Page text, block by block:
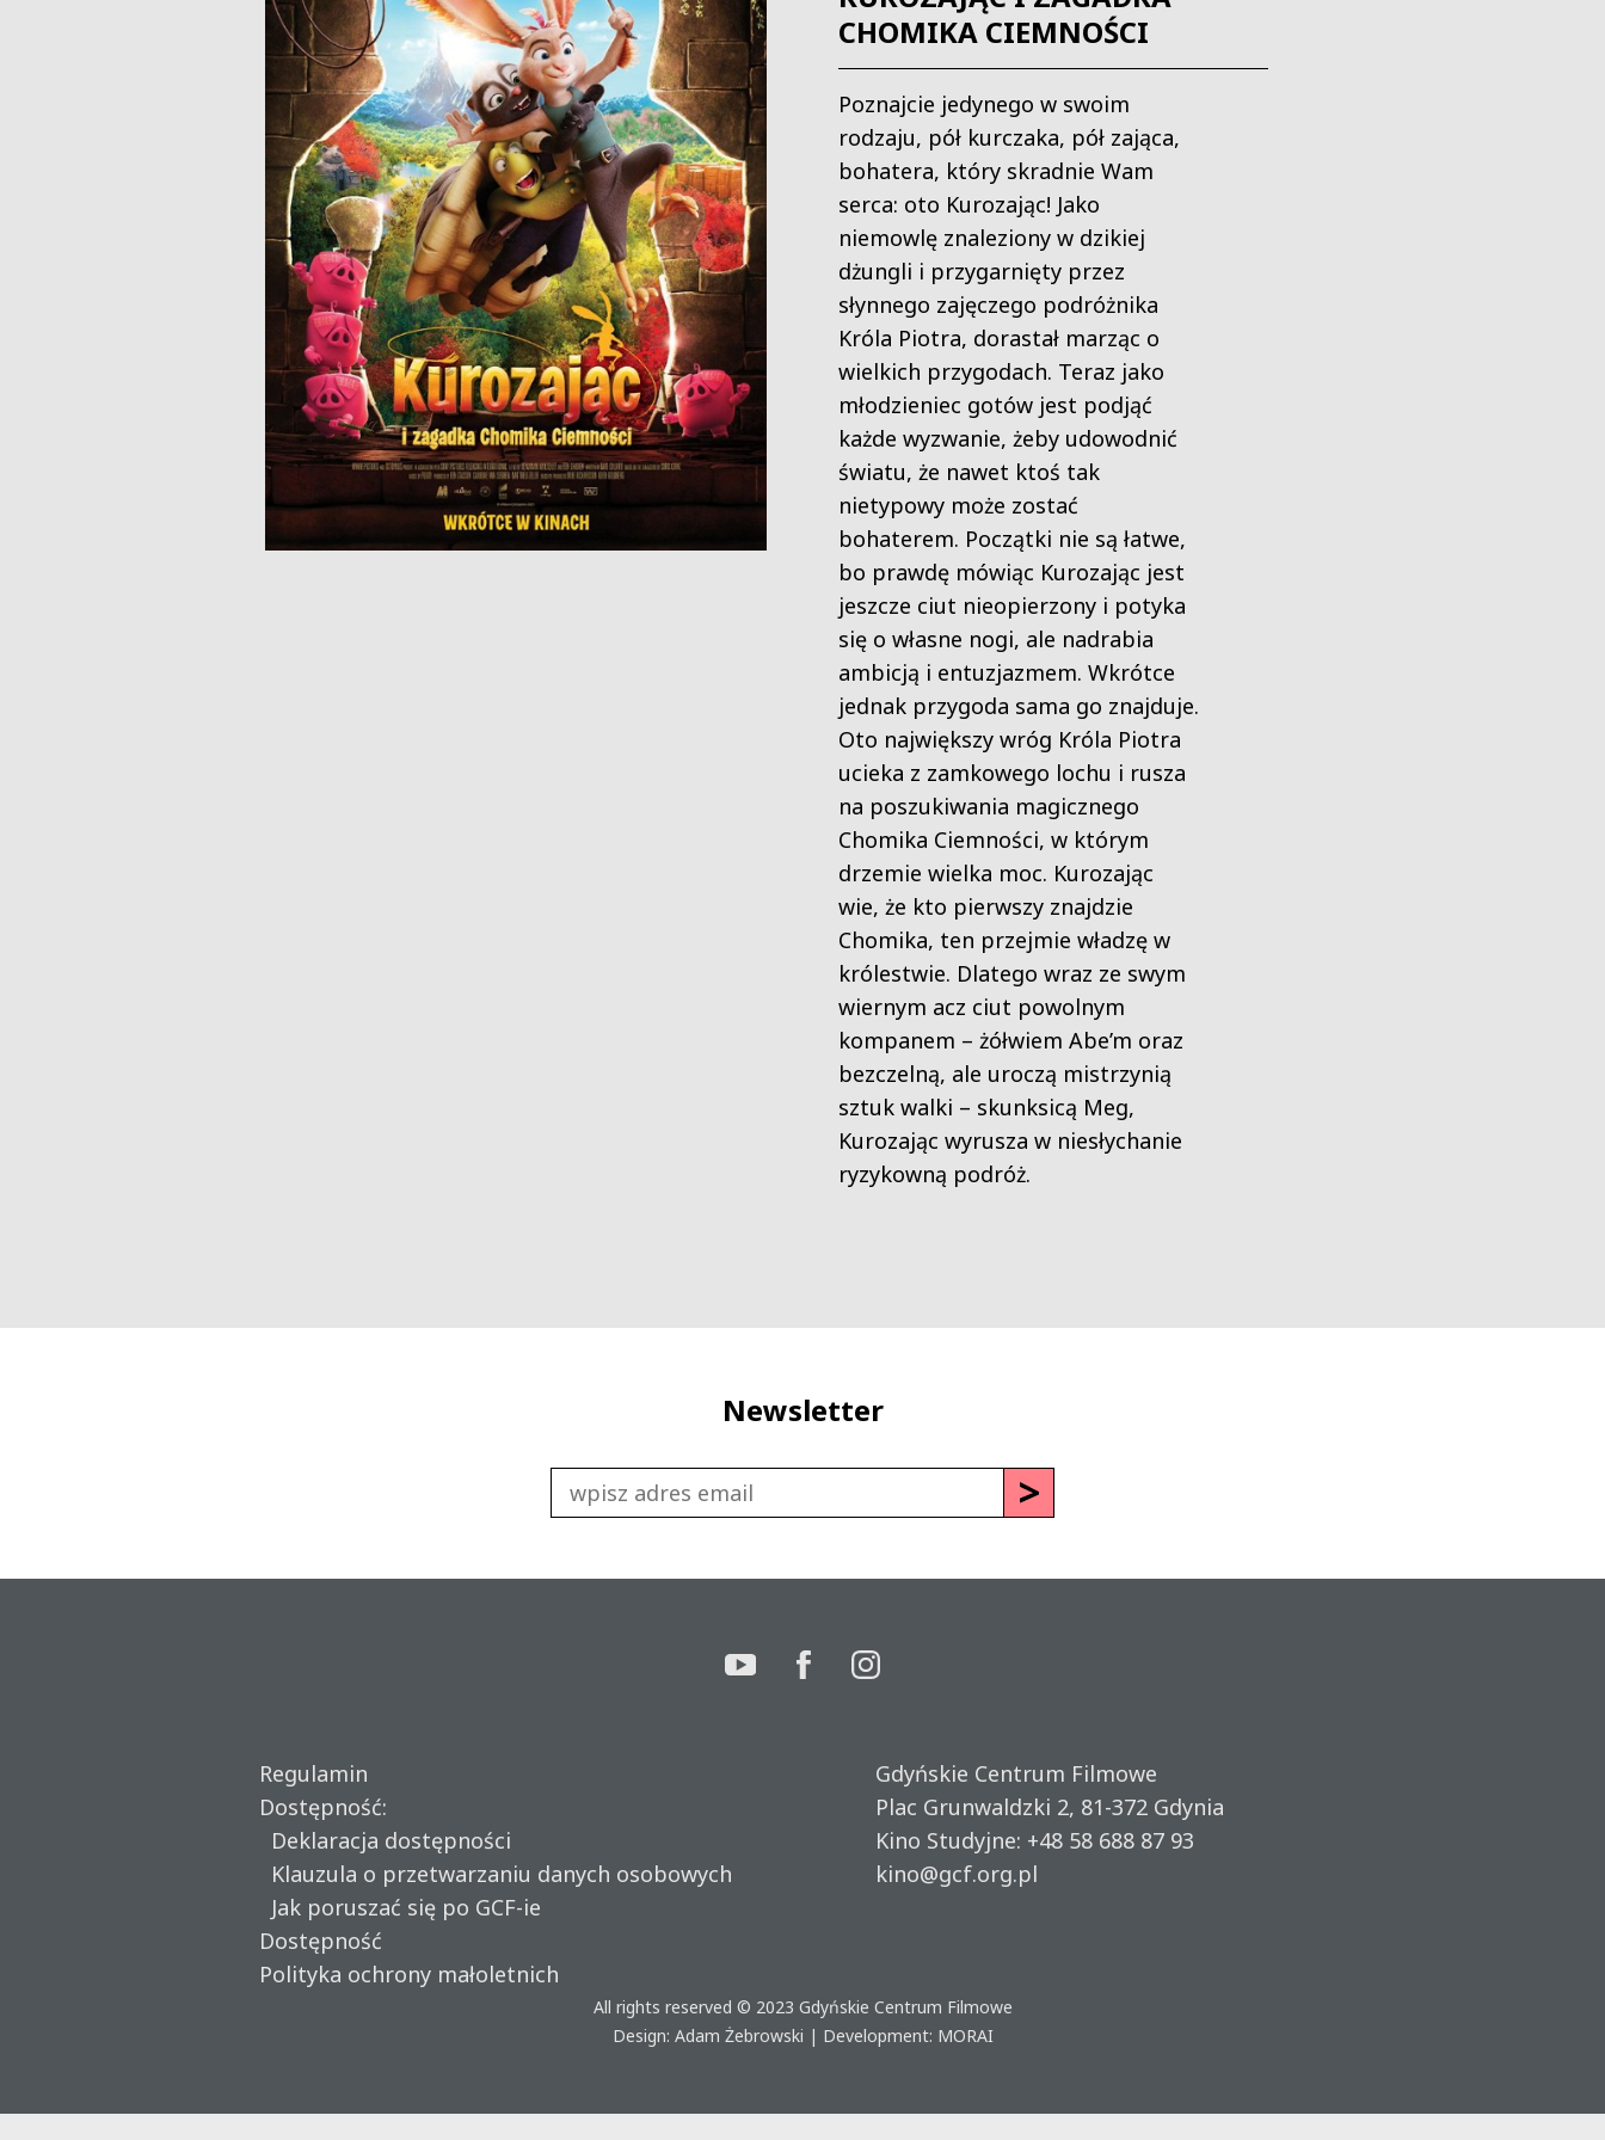
CHOMIKA CIEMNOŚCI
Poznajcie jedynego w swoim
rodzaju, pół kurczaka, pół zająca,
bohatera, który skradnie Wam
serca: oto Kurozając! Jako
niemowlę znaleziony w dzikiej
dżungli i przygarnięty przez
słynnego zajęczego podróżnika
Króla Piotra, dorastał marząc o
wielkich przygodach. Teraz jako
młodzieniec gotów jest podjąć
każde wyzwanie, żeby udowodnić
światu, że nawet ktoś tak
nietypowy może zostać
bohaterem. Początki nie są łatwe,
bo prawdę mówiąc Kurozając jest
jeszcze ciut nieopierzony i potyka
się o własne nogi, ale nadrabia
ambicją i entuzjazmem. Wkrótce
jednak przygoda sama go znajduje.
Oto największy wróg Króla Piotra
ucieka z zamkowego lochu i rusza
na poszukiwania magicznego
Chomika Ciemności, w którym
drzemie wielka moc. Kurozając
wie, że kto pierwszy znajdzie
Chomika, ten przejmie władzę w
królestwie. Dlatego wraz ze swym
wiernym acz ciut powolnym
kompanem – żółwiem Abe’m oraz
bezczelną, ale uroczą mistrzynią
sztuk walki – skunksicą Meg,
Kurozając wyrusza w niesłychanie
ryzykowną podróż.
Newsletter
Regulamin
Dostępność:
Deklaracja dostępności
Klauzula o przetwarzaniu danych osobowych
Jak poruszać się po GCF-ie
Dostępność
Polityka ochrony małoletnich
Gdyńskie Centrum Filmowe
Plac Grunwaldzki 2, 81-372 Gdynia
Kino Studyjne: +48 58 688 87 93
kino@gcf.org.pl
All rights reserved © 2023 Gdyńskie Centrum Filmowe
Design: Adam Żebrowski | Development: MORAI